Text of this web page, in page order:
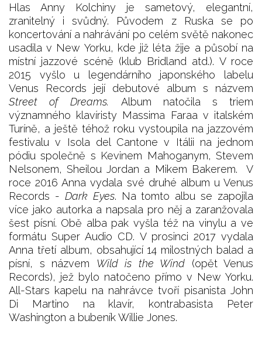
Hlas Anny Kolchiny je sametový, elegantní,
zranitelný i svůdný. Původem z Ruska se po
koncertování a nahrávání po celém světě nakonec
usadila v New Yorku, kde již léta žije a působí na
místní jazzové scéně (klub Bridland atd.). V roce
2015 vyšlo u legendárního japonského labelu
Venus Records její debutové album s názvem
Street of Dreams. Album natočila s triem
významného klavíristy Massima Faraa v italském
Turíně, a ještě téhož roku vystoupila na jazzovém
festivalu v Isola del Cantone v Itálii na jednom
pódiu společně s Kevinem Mahoganym, Stevem
Nelsonem, Sheilou Jordan a Mikem Bakerem. V
roce 2016 Anna vydala své druhé album u Venus
Records - Dark Eyes. Na tomto albu se zapojila
více jako autorka a napsala pro něj a zaranžovala
šest písní. Obě alba pak vyšla též na vinylu a ve
formátu Super Audio CD. V prosinci 2017 vydala
Anna třetí album, obsahující 14 milostných balad a
písní, s názvem Wild is the Wind (opět Venus
Records), jež bylo natočeno přímo v New Yorku.
All-Stars kapelu na nahrávce tvoří pisanista John
Di Martino na klavír, kontrabasista Peter
Washington a bubeník Willie Jones.